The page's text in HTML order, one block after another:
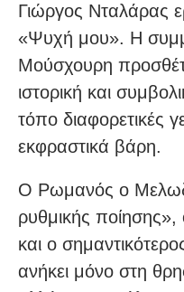
Γιώργος Νταλάρας
«Ψυχή μου». Η
Μούσχουρη
ιστορική και
τόπο διαφορετικές
εκφραστικά βάρη.
Ο Ρωμανός ο
ρυθμικής
και ο
ανήκει μόνο στη